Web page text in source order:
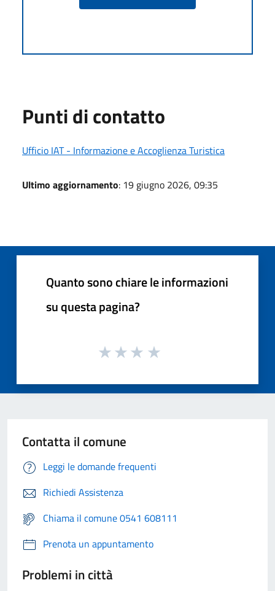
Punti di contatto
Ufficio IAT - Informazione e Accoglienza Turistica
Ultimo aggiornamento: 19 giugno 2026, 09:35
Quanto sono chiare le informazioni
su questa pagina?
Contatta il comune
Leggi le domande frequenti
Richiedi Assistenza
Chiama il comune 0541 608111
Prenota un appuntamento
Problemi in città